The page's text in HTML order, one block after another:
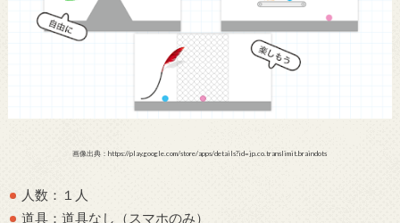
画像出典：https://play.google.com/store/apps/details?id=jp.co.translimit.braindots
人数：１人
道具：道具なし（スマホのみ）